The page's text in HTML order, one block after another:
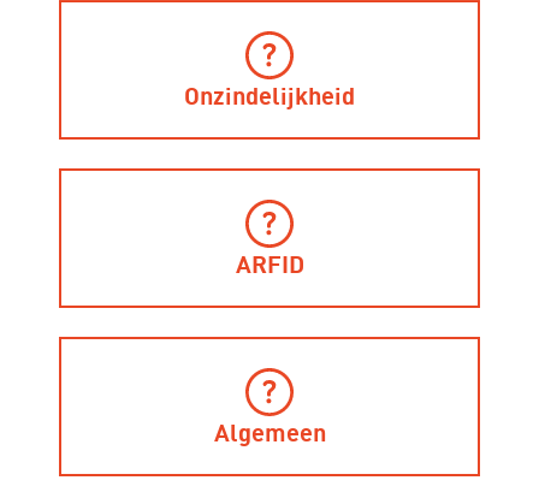
Onzindelijkheid
ARFID
Algemeen